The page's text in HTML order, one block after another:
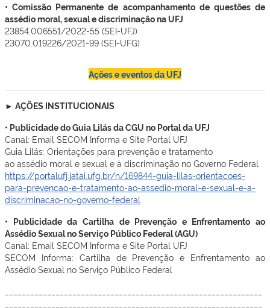
• Comissão Permanente de acompanhamento de questões de
assédio moral, sexual e discriminação na UFJ
23854.006551/2022-55 (SEI-UFJ)
23070.019226/2021-99 (SEI-UFG)
Ações e eventos da UFJ
► AÇÕES INSTITUCIONAIS
• Publicidade do Guia Lilás da CGU no Portal da UFJ
Canal: Email SECOM Informa e Site Portal UFJ
Guia Lilás: Orientações para prevenção e tratamento
ao assédio moral e sexual e à discriminação no Governo Federal
https://portalufj.jatai.ufg.br/n/169844-guia-lilas-orientacoes-
para-prevencao-e-tratamento-ao-assedio-moral-e-sexual-e-a-
discriminacao-no-governo-federal
• Publicidade da Cartilha de Prevenção e Enfrentamento ao
Assédio Sexual no Serviço Público Federal (AGU)
Canal: Email SECOM Informa e Site Portal UFJ
SECOM Informa: Cartilha de Prevenção e Enfrentamento ao
Assédio Sexual no Serviço Público Federal